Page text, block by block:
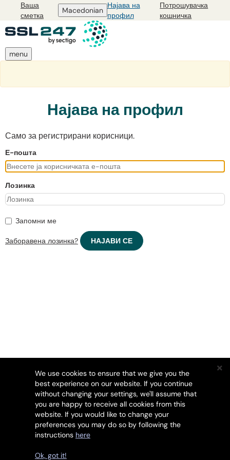
Ваша
сметка
Macedonian
Најава на
профил
Потрошувачка
кошничка
menu
Најава на профил
Само за регистрирани корисници.
Е-пошта
Лозинка
Запомни ме
Заборавена лозинка?
задржани.
We use cookies to ensure that we give you the
best experience on our website. If you continue
without changing your settings, we'll assume that
you are happy to receive all cookies from this
website. If you would like to change your
preferences you may do so by following the
instructions here
Ok, got it!